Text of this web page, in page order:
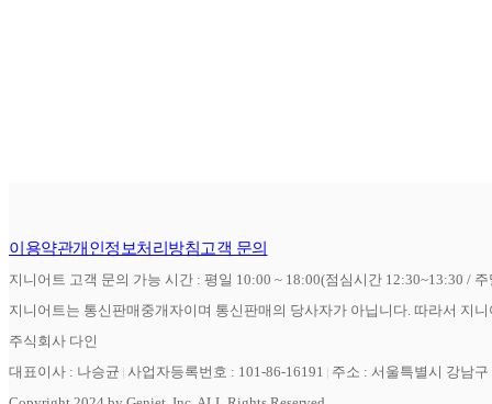
이용약관개인정보처리방침고객 문의
지니어트 고객 문의 가능 시간 : 평일 10:00 ~ 18:00(점심시간 12:30~13:30 /
지니어트는 통신판매중개자이며 통신판매의 당사자가 아닙니다. 따라서 지
주식회사 다인
대표이사 : 나승균 사업자등록번호 : 101-86-16191
주소 : 서울특별시 강남